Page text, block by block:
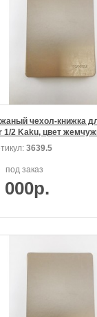
чехол-книжка
1/2 Kaku, цвет
3639.5
под заказ
000р.